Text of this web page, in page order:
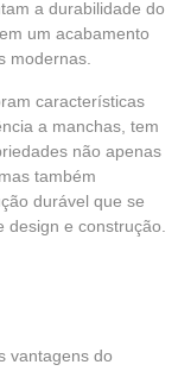
a durabilidade do
um acabamento
modernas.
características
a manchas, tem
não apenas
também
durável que se
e construção.
vantagens do